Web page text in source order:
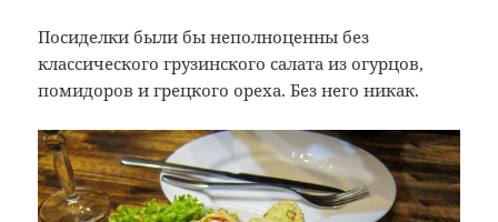
Посиделки были бы неполноценны без
классического грузинского салата из огурцов,
помидоров и грецкого ореха. Без него никак.